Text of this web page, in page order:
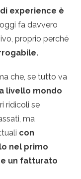
experience è
fa davvero
proprio perché
che, se tutto va
livello mondo
ridicoli se
ma
con
nel primo
un fatturato